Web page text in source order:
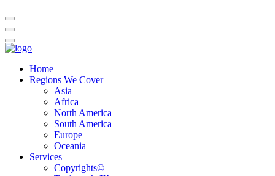
Home
Regions We Cover
Asia
Africa
North America
South America
Europe
Oceania
Services
Copyrights©